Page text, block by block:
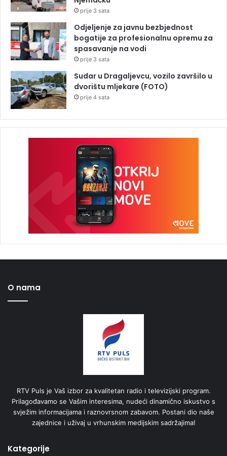
prije 3 sata
Odjeljenje za javnu bezbjednost
bogatije za profesionalnu opremu za
spasavanje na vodi
prije 3 sata
Sudar u Dragaljevcu, vozilo završilo u
dvorištu mljekare (FOTO)
prije 4 sata
O nama
RTV Puls je Vaš izbor za kvalitetan radio i televizijski program.
Prilagođavamo se Vašim interesima, nudeći dinamično iskustvo s
svježim informacijama i raznovrsnom zabavom. Postani dio naše
zajednice i uživaj u vrhunskim medijskim sadržajima!
Kategorije